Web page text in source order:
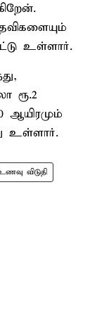
உள்ளார்.
ரூ.2
ஆயிரமும்
உள்ளார்.
விடுதி